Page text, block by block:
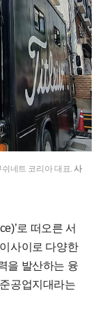
쉬네트 코리아 대표.사
로 떠오른 서
사이로 다양한
을 발산하는 융
공업지대라는